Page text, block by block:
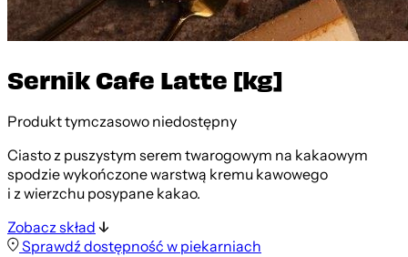
Sernik Cafe Latte [kg]
Produkt tymczasowo niedostępny
Ciasto z puszystym serem twarogowym na kakaowym
spodzie wykończone warstwą kremu kawowego
i z wierzchu posypane kakao.
Zobacz skład
Sprawdź dostępność w piekarniach